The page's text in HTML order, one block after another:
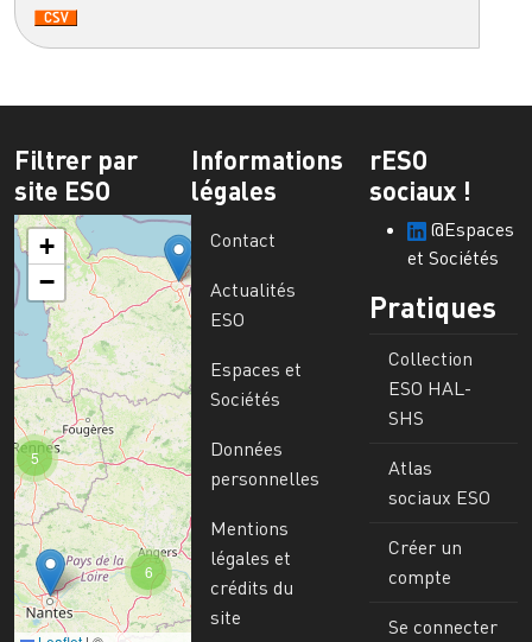
Filtrer par
site ESO
6
5
+
−
Informations
légales
Contact
Actualités
ESO
Espaces et
Sociétés
Données
personnelles
Mentions
légales et
crédits du
site
rESO
sociaux !
@Espaces
et Sociétés
Pratiques
Collection
ESO HAL-
SHS
Atlas
sociaux ESO
Créer un
compte
Se connecter